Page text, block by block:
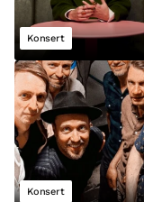
Konsert
Konsert